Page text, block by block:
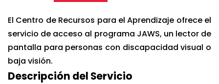
El Centro de Recursos para el Aprendizaje ofrece el
servicio de acceso al programa JAWS, un lector de
pantalla para personas con discapacidad visual o
baja visión.
Descripción del Servicio